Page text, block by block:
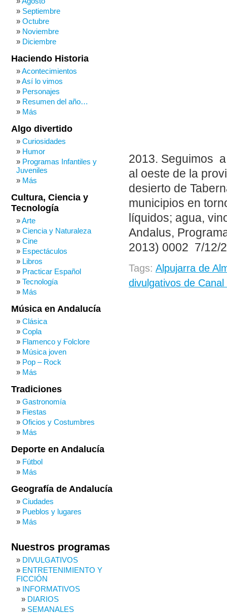
2013. Seguimos
al oeste de la
desierto de
municipios en
líquidos; agua,
Andalus,
2013) 0002 7/12/
Tags: Alpujarra de
divulgativos de Canal
Septiembre
Octubre
Noviembre
Diciembre
Haciendo Historia
Acontecimientos
Así lo vimos
Personajes
Resumen del año…
Más
Algo divertido
Curiosidades
Humor
Programas Infantiles y
Juveniles
Más
Cultura, Ciencia y
Tecnología
Arte
Ciencia y Naturaleza
Cine
Espectáculos
Libros
Practicar Español
Tecnología
Más
Música en Andalucía
Clásica
Copla
Flamenco y Folclore
Música joven
Pop – Rock
Más
Tradiciones
Gastronomía
Fiestas
Oficios y Costumbres
Más
Deporte en Andalucía
Fútbol
Más
Geografía de Andalucía
Ciudades
Pueblos y lugares
Más
Nuestros programas
DIVULGATIVOS
ENTRETENIMIENTO Y
FICCIÓN
INFORMATIVOS
DIARIOS
SEMANALES